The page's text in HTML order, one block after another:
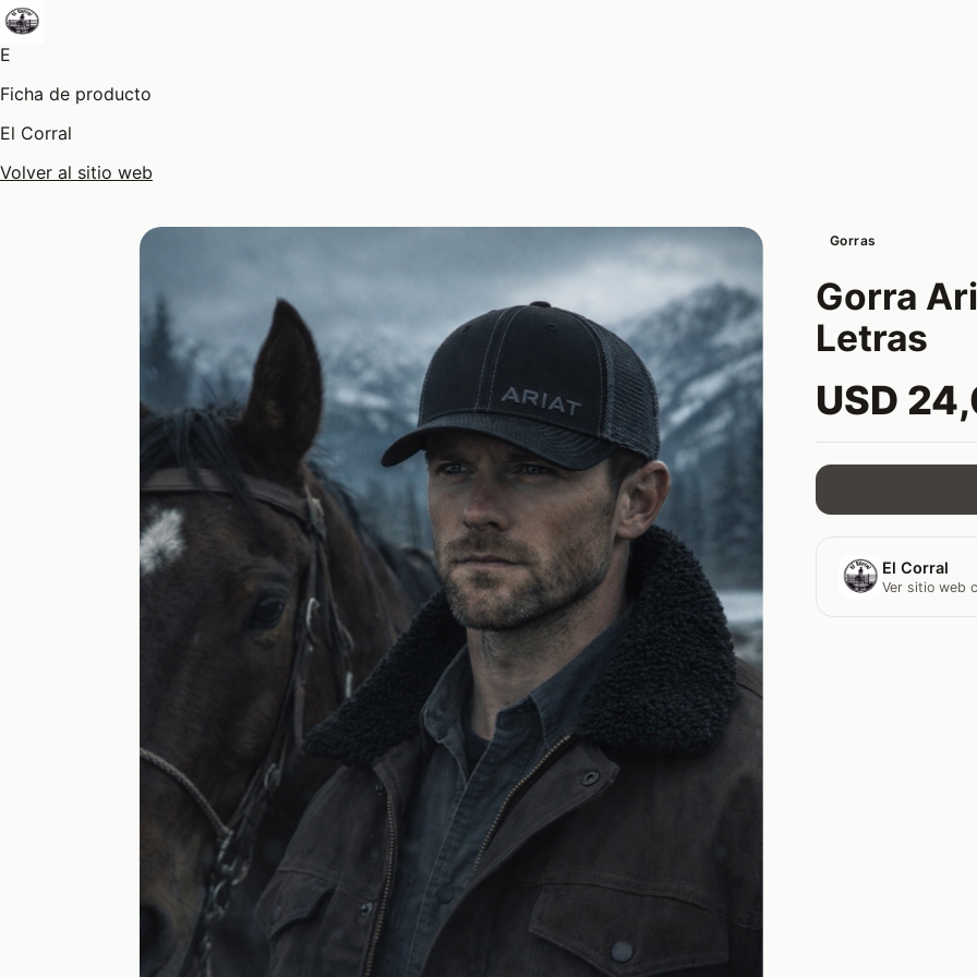
E
Ficha de producto
El Corral
Volver al sitio web
Gorras
Gorra
Letras
USD
El Corral
Ver sitio web